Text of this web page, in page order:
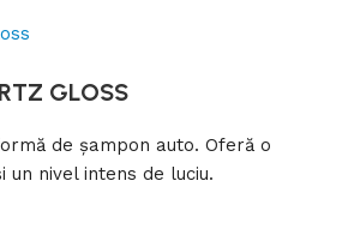
GLOSS
de șampon auto. Oferă o
un nivel intens de luciu.